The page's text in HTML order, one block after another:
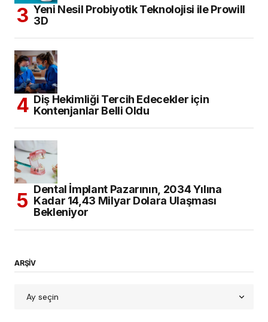
Yeni Nesil Probiyotik Teknolojisi ile Prowill
3D
Diş Hekimliği Tercih Edecekler için
Kontenjanlar Belli Oldu
Dental İmplant Pazarının, 2034 Yılına
Kadar 14,43 Milyar Dolara Ulaşması
Bekleniyor
ARŞİV